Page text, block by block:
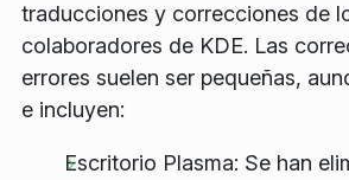
traducciones y correcciones de
colaboradores de KDE. Las
errores suelen ser pequeñas,
e incluyen:
Escritorio Plasma: Se han